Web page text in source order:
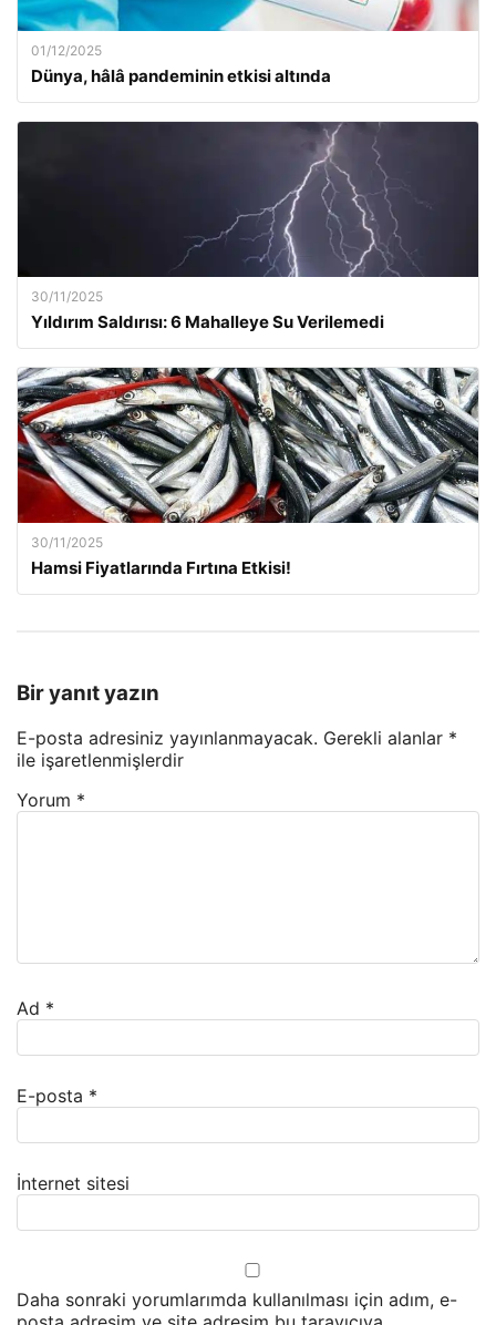
01/12/2025
Dünya, hâlâ pandeminin etkisi altında
30/11/2025
Yıldırım Saldırısı: 6 Mahalleye Su Verilemedi
30/11/2025
Hamsi Fiyatlarında Fırtına Etkisi!
Bir yanıt yazın
E-posta adresiniz yayınlanmayacak. Gerekli alanlar *
ile işaretlenmişlerdir
Yorum *
Ad *
E-posta *
İnternet sitesi
Daha sonraki yorumlarımda kullanılması için adım, e-